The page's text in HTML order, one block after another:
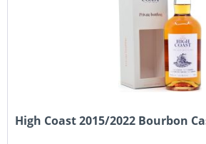
High Coast 2015/2022 Bourbon